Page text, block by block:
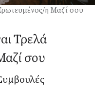
η Μαζί σου
Τρελά
σου